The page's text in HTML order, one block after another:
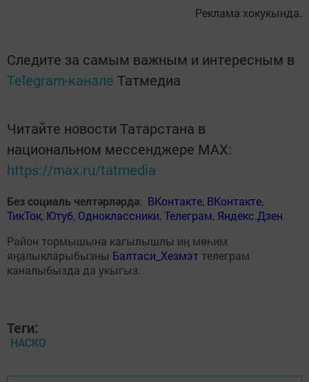
Реклама хокукында.
Следите за самым важным и интересным в
Telegram-канале Татмедиа
Читайте новости Татарстана в
национальном мессенджере MАХ:
https://max.ru/tatmedia
Без социаль челтәрләрдә: ВКонтакте, ВКонтакте,
ТикТок, Ютуб, Одноклассники,Телеграм, Яндекс.Дзен
Район тормышына кагылышлы иң мөһим
яңалыкларыбызны Балтаси_Хезмэт телеграм
каналыбызда да укыгыз.
Теги:
НАСКО